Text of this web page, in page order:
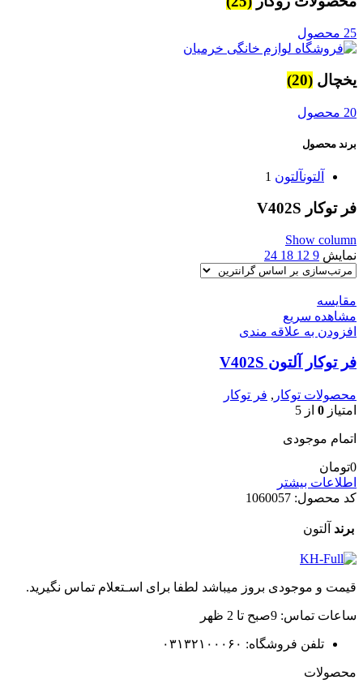
25 محصول
یخچال (20)
20 محصول
برند محصول
آلتونآلتون 1
فر توکار V402S
Show column
نمایش 9
12
18
24
مقایسه
مشاهده سریع
افزودن به علاقه مندی
فر توکار آلتون V402S
محصولات توکار , فر توکار
امتیاز 0 از 5
اتمام موجودی
0تومان
اطلاعات بیشتر
کد محصول: 1060057
برند آلتون
قیمت و موجودی بروز میباشد لطفا برای اسـتعلام تماس نگیرید.
ساعات تماس: 9صبح تا 2 ظهر
تلفن فروشگاه: ۰۳۱۳۲۱۰۰۰۶۰
محصولات